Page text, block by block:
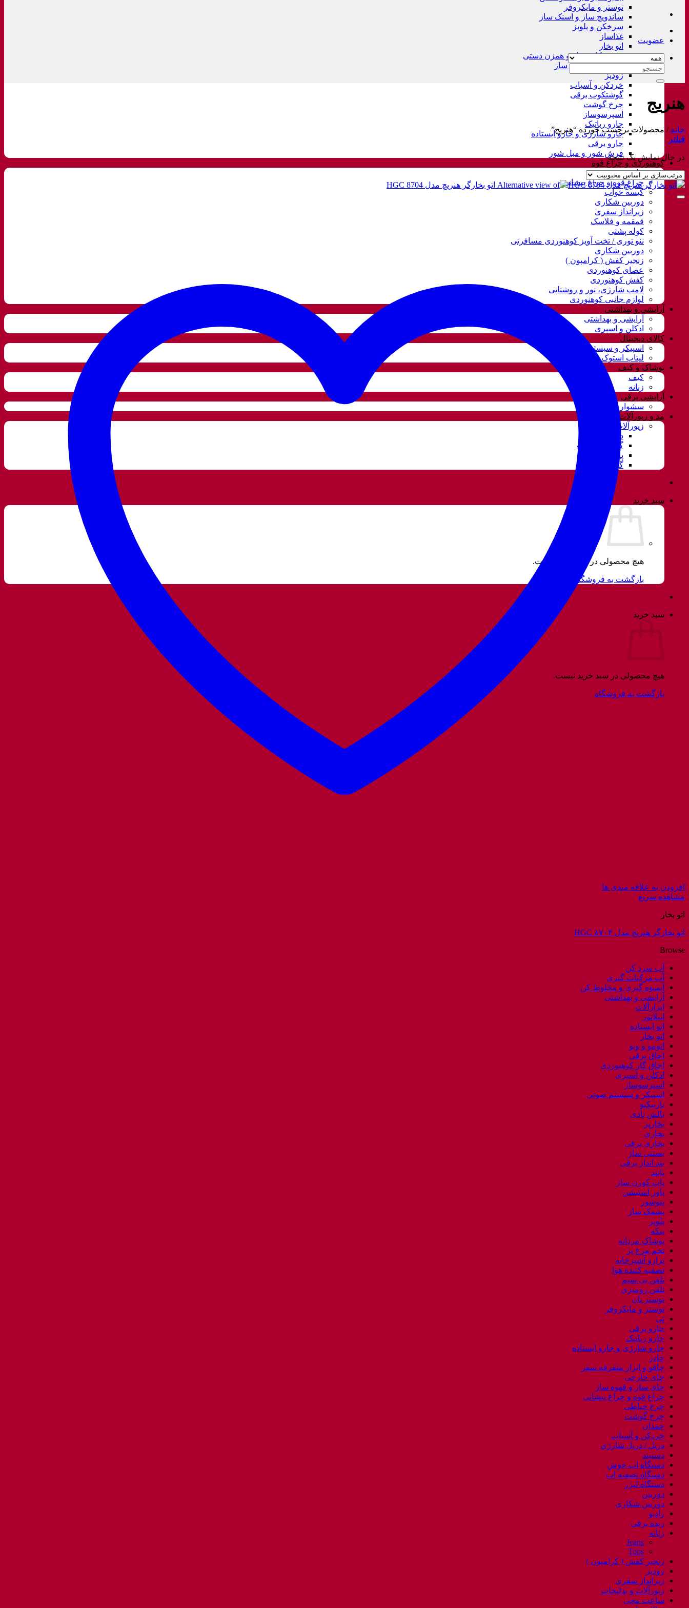
توستر و مایکروفر
ساندویچ ساز و اسنک ساز
سرخکن و پلوپز
غذاساز
اتو بخار
همزن کاسه دار و همزن دستی
چای ساز و قهوه ساز
زودپز
خردکن و آسیاب
گوشتکوب برقی
چرخ گوشت
اسپرسوساز
جارو رباتیک
جارو شارژی و جارو ایستاده
جارو برقی
فرش شور و مبل شور
کوهنوردی و چراغ قوه
چادر
چراغ قوه و چراغ پیشانی
کیسه خواب
دوربین شکاری
زیرانداز سفری
قمقمه و فلاسک
کوله پشتی
ننو توری / تخت آویز کوهنوردی مسافرتی
دوربین شکاری
زنجیر کفش ( کرامپون )
عصای کوهنوردی
کفش کوهنوردی
لامپ شارژی، نور و روشنایی
لوازم جانبی کوهنوردی
آرایشی و بهداشتی
آرایشی و بهداشتی
ادکلن و اسپری
کالای دیجیتال
اسپیکر و سیستم صوتی
لپتاب استوک
پوشاک و کیف
کیف
زنانه
آرایشی برقی
سشوار
مد و زیورآلات
زیورآلات و بدلیجات
دستبند
گردنبند و ست
پابند
گوشواره
سبد خرید
هیچ محصولی در سبد خرید نیست.
بازگشت به فروشگاه
سبد خرید
هیچ محصولی در سبد خرید نیست.
بازگشت به فروشگاه
عضویت
جستجو
هنریج
خانه / محصولات برچسب خورده “هنریج”
فیلتر
در حال نمایش یک نتیجه
افزودن به علاقه مندی ها
مشاهده سریع
اتو بخار
اتو بخارگر هنریچ مدل HGC ۸۷۰۴
Browse
آب سرد کن
آب مرکبات گیری
آبمیوه گیری و مخلوط کن
آرایشی و بهداشتی
ابزارآلات
اپیلاتور
اتو ایستاده
اتو بخار
اتومو و ویو
اجاق برقی
اجاق گاز کوهنوردی
ادکلن و اسپری
اسپرسوساز
اسپیکر و سیستم صوتی
باربیکیو
بالش بادی
بخارپز
بخاری
بخاری برقی
بستنی ساز
بند انداز برقی
پابند
پاپ کورن ساز
پاور استیشن
پتوشور
پشمک ساز
پلوپز
پنکه
پوشاک مردانه
تخم مرغ پز
ترازو آشپزخانه
تصفیه کننده هوا
تلفن بی سیم
تلفن رومیزی
توستر نان
توستر و مایکروفر
تی
جارو برقی
جارو رباتیک
جارو شارژی و جارو ایستاده
چادر
چاقو و ابزار متفرقه سفر
چای خارجی
چای ساز و قهوه ساز
چراغ قوه و چراغ پیشانی
چرخ خیاطی
چرخ گوشت
چمدان
خردکن و آسیاب
دریل / دریل شارژی
دستبند
دستگاه اب جوش
دستگاه تصفیه اب
دستگاه لیزر
دوربین
دوربین شکاری
رادیو
رنده برقی
زنانه
Jeans
Tops
زنجیر کفش ( کرامپون )
زودپز
زیرانداز سفری
زیورآلات و بدلیجات
ساعت مچی